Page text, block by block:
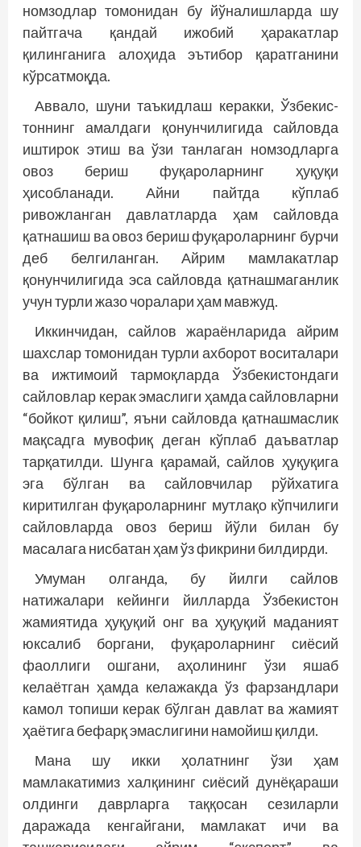
номзодлар томонидан бу йўналишларда шу
пайтгача қандай ижобий ҳаракатлар
қилинганига алоҳида эътибор қаратганини
кўрсатмоқда.
Аввало, шуни таъкидлаш керакки, Ўзбекис­
тоннинг амалдаги қонунчилигида сайловда
иштирок этиш ва ўзи танлаган номзодларга
овоз бериш фуқароларнинг ҳуқуқи
ҳисобланади. Айни пайтда кўплаб
ривожланган давлатларда ҳам сайловда
қатнашиш ва овоз бериш фуқароларнинг бурчи
деб белгиланган. Айрим мамлакатлар
қонунчилигида эса сайловда қатнашмаганлик
учун турли жазо чоралари ҳам мавжуд.
Иккинчидан, сайлов жараёнларида айрим
шахслар томонидан турли ахборот воситалари
ва ижтимоий тармоқларда Ўзбекистондаги
сайловлар керак эмаслиги ҳамда сайловларни
“бойкот қилиш”, яъни сайловда қатнашмаслик
мақсадга мувофиқ деган кўплаб даъватлар
тарқатилди. Шунга қарамай, сайлов ҳуқуқига
эга бўлган ва сайловчилар рўйхатига
киритилган фуқароларнинг мутлақо кўпчилиги
сайловларда овоз бериш йўли билан бу
масалага нисбатан ҳам ўз фикрини билдирди.
Умуман олганда, бу йилги сайлов
натижалари кейинги йилларда Ўзбекистон
жамиятида ҳуқуқий онг ва ҳуқуқий маданият
юксалиб боргани, фуқароларнинг сиёсий
фаоллиги ошгани, аҳолининг ўзи яшаб
келаётган ҳамда келажакда ўз фарзандлари
камол топиши керак бўлган давлат ва жамият
ҳаётига бефарқ эмаслигини намойиш қилди.
Мана шу икки ҳолатнинг ўзи ҳам
мамлакатимиз халқининг сиёсий дунёқараши
олдинги даврларга таққосан сезиларли
даражада кенгайгани, мамлакат ичи ва